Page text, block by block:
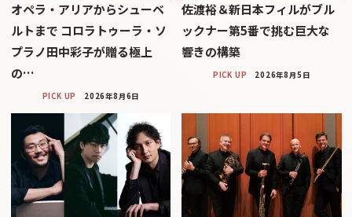
オペラ・アリアからシューベ
ルトまで コロラトゥーラ・ソ
プラノ田中彩子が贈る極上
の…
PICK UP 2026年8月6日
佐渡裕＆新日本フィルがブル
ックナー第5番で挑む巨大な
響きの構築
PICK UP 2026年8月5日